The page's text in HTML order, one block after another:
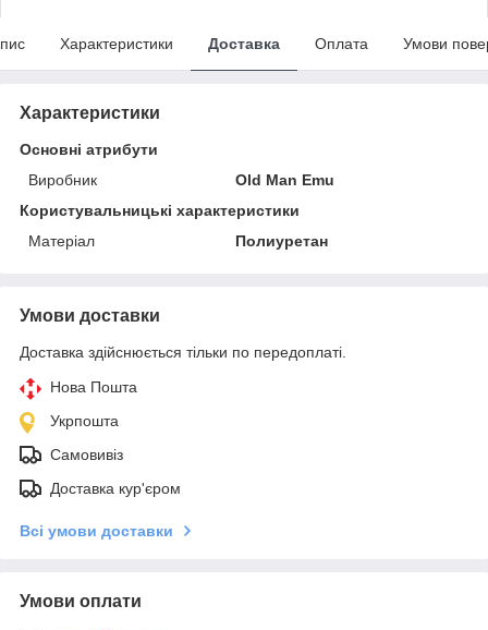
Характеристики Доставка Оплата Умови
Характеристики
Основні атрибути
Виробник
Old Man Emu
Користувальницькі характеристики
Матеріал
Полиуретан
Умови доставки
Доставка здійснюється тільки по передоплаті.
Нова Пошта
Укрпошта
Самовивіз
Доставка кур'єром
Всі умови доставки
Умови оплати